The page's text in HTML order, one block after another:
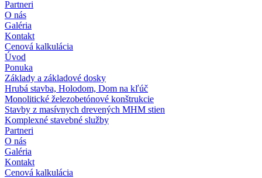
Partneri
O nás
Galéria
Kontakt
Cenová kalkulácia
Úvod
Ponuka
Základy a základové dosky
Hrubá stavba, Holodom, Dom na kľúč
Monolitické železobetónové konštrukcie
Stavby z masívnych drevených MHM stien
Komplexné stavebné služby
Partneri
O nás
Galéria
Kontakt
Cenová kalkulácia